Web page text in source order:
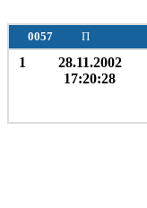
0057 П
1
28.11.2002
17:20:28